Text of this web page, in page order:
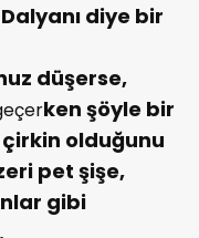
diye bir
düşerse,
ken şöyle bir
olduğunu
pet şişe,
gibi